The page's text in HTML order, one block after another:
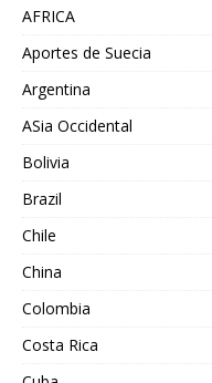
AFRICA
Aportes de Suecia
Argentina
ASia Occidental
Bolivia
Brazil
Chile
China
Colombia
Costa Rica